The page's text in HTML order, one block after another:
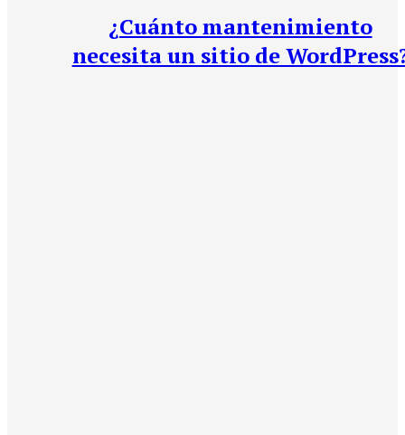
¿Cuánto mantenimiento
necesita un sitio de